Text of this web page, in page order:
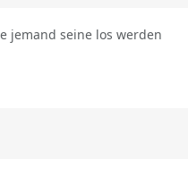
jemand seine los werden